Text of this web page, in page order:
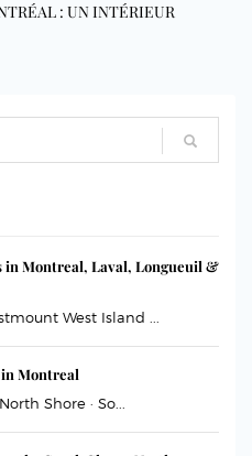
: UN INTÉRIEUR
in Montreal, Laval, Longueuil &
West Island ...
Montreal
Shore · So...